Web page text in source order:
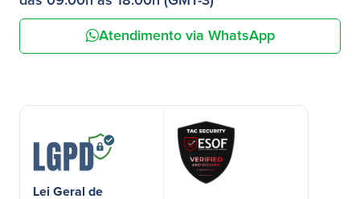
Atendimento via WhatsApp
Lei Geral de